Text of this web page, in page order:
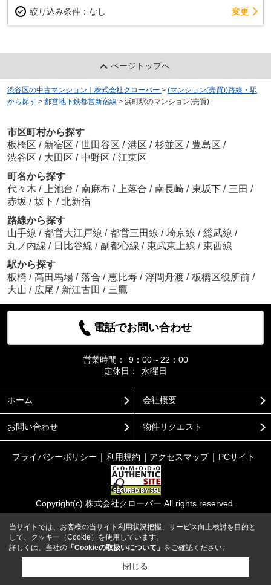
絞り込み条件： なし 変更
ページトップへ
渋谷区の中古マンション｜株式会社クローバー > (マンション(売買))路線・駅
から探す > 都営地下鉄都営新宿線 > 浜町駅のマンション(売買)
市区町村から探す
板橋区 / 新宿区 / 世田谷区 / 港区 / 杉並区 / 豊島区 /
渋谷区 / 大田区 / 中野区 / 江東区
町名から探す
代々木 / 上池台 / 南麻布 / 上落合 / 南長崎 / 東坂下 / 三田 /
赤坂 / 坂下 / 北新宿
路線から探す
山手線 / 都営大江戸線 / 都営三田線 / 埼京線 / 総武線 /
丸ノ内線 / 日比谷線 / 副都心線 / 東武東上線 / 東西線
駅から探す
板橋 / 高田馬場 / 落合 / 恵比寿 / 浮間舟渡 / 板橋区役所前 /
大山 / 広尾 / 新江古田 / 三鷹
電話でお問い合わせ
営業時間：
9：00～22：00
定休日：
水曜日
ホーム 会社概要
お問い合わせ 物件リクエスト
プライバシーポリシー 利用規約 アクセスマップ PCサイト
Copyright(c) 株式会社クローバー All rights reserved.
当サイトでは、お客様の当サイト利用状況把握、サービス向上検討を目的と
して、クッキー（Cookie）を使用しています。
詳しくは、当社の 「Cookieの取扱いについて」 をご確認ください。
閉じる